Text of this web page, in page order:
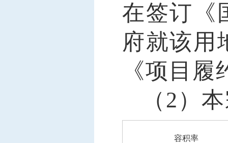
在签订《
府就该用
《项目
（ 2）
容积率